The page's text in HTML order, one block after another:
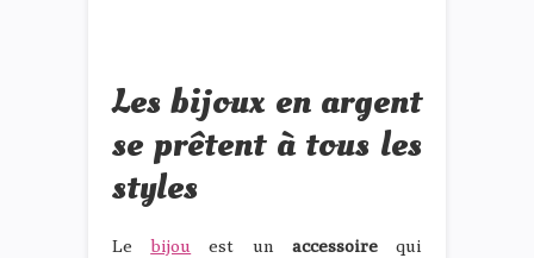
Les bijoux en argent
se prêtent à tous les
styles
Lebijou est un accessoirequi